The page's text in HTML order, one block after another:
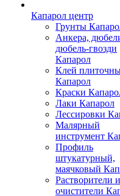
Капарол центр
Грунты
Анкера,
дюбель-гвозди
Капарол
Клей
Капарол
Краски
Лаки Капарол
Лессировки
Малярный
инструмент
Профиль
штукатурный,
маячковый
Растворители и
очистители